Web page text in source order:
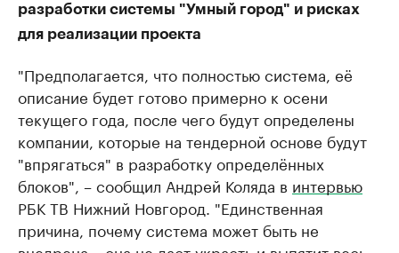
разработки системы "Умный город" и рисках
для реализации проекта
"Предполагается, что полностью система, её
описание будет готово примерно к осени
текущего года, после чего будут определены
компании, которые на тендерной основе будут
"впрягаться" в разработку определённых
блоков", – сообщил Андрей Коляда в интервью
РБК ТВ Нижний Новгород. "Единственная
причина, почему система может быть не